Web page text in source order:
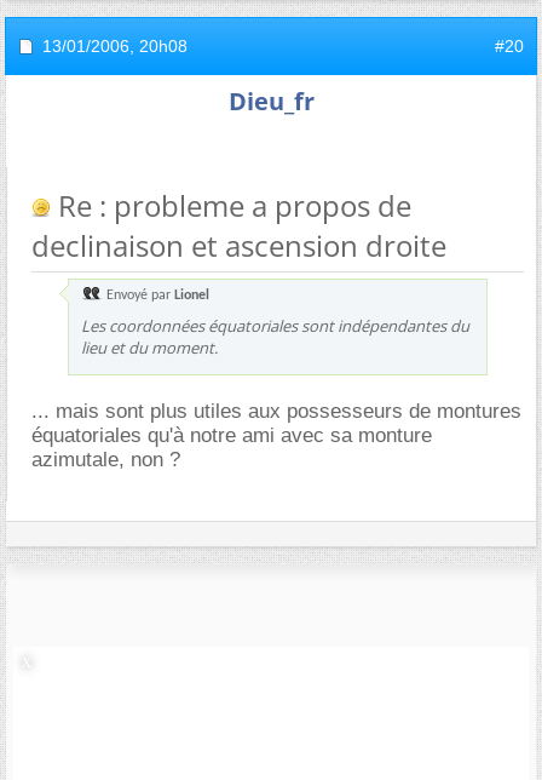
13/01/2006, 20h08 #20
Dieu_fr
Re : probleme a propos de
declinaison et ascension droite
Envoyé par Lionel
Les coordonnées équatoriales sont indépendantes du
lieu et du moment.
... mais sont plus utiles aux possesseurs de montures
équatoriales qu'à notre ami avec sa monture
azimutale, non ?